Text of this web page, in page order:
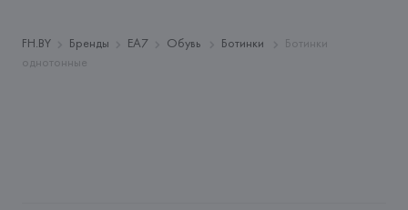
Адрес:
ИТАЛИЯ,
Giorgio Armani S.p.A - Via Borgonuovo 11,
20121 Milano,
FH.BY Бренды EA7 Обувь Ботинки
Ботинки
однотонные